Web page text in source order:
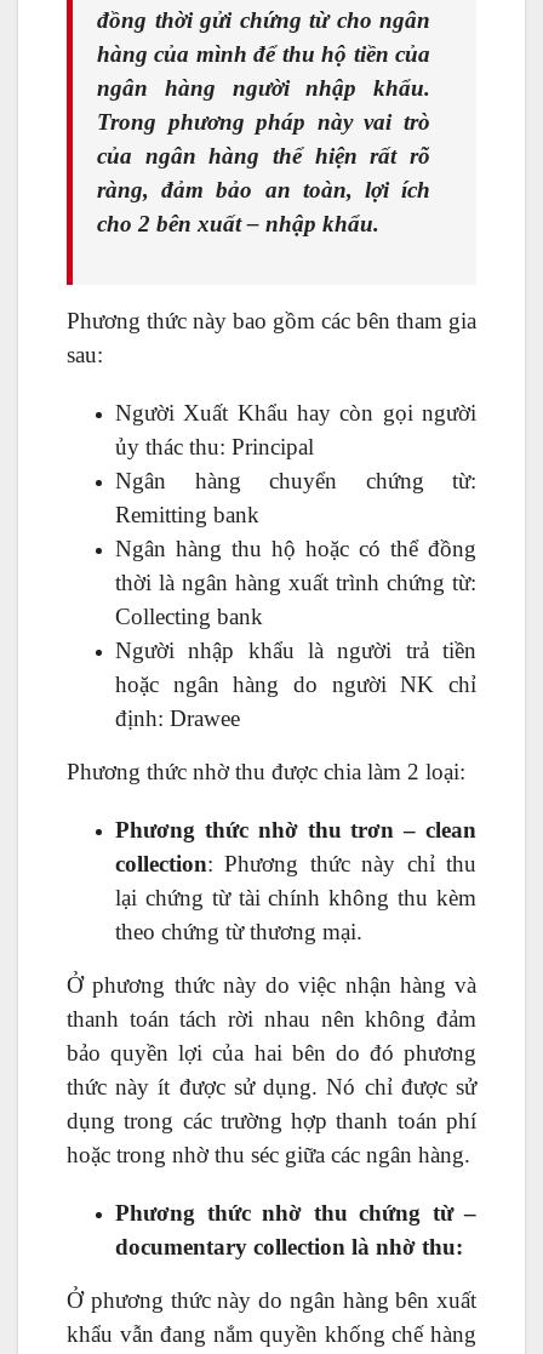
đồng thời gửi chứng từ cho ngân
hàng của mình để thu hộ tiền của
ngân hàng người nhập khẩu.
Trong phương pháp này vai trò
của ngân hàng thể hiện rất rõ
ràng, đảm bảo an toàn, lợi ích
cho 2 bên xuất – nhập khẩu.
Phương thức này bao gồm các bên tham gia
sau:
Người Xuất Khẩu hay còn gọi người
ủy thác thu: Principal
Ngân hàng chuyển chứng từ:
Remitting bank
Ngân hàng thu hộ hoặc có thể đồng
thời là ngân hàng xuất trình chứng từ:
Collecting bank
Người nhập khẩu là người trả tiền
hoặc ngân hàng do người NK chỉ
định: Drawee
Phương thức nhờ thu được chia làm 2 loại:
Phương thức nhờ thu trơn – clean
collection: Phương thức này chỉ thu
lại chứng từ tài chính không thu kèm
theo chứng từ thương mại.
Ở phương thức này do việc nhận hàng và
thanh toán tách rời nhau nên không đảm
bảo quyền lợi của hai bên do đó phương
thức này ít được sử dụng. Nó chỉ được sử
dụng trong các trường hợp thanh toán phí
hoặc trong nhờ thu séc giữa các ngân hàng.
Phương thức nhờ thu chứng từ –
documentary collection là nhờ thu:
Ở phương thức này do ngân hàng bên xuất
khẩu vẫn đang nắm quyền khống chế hàng